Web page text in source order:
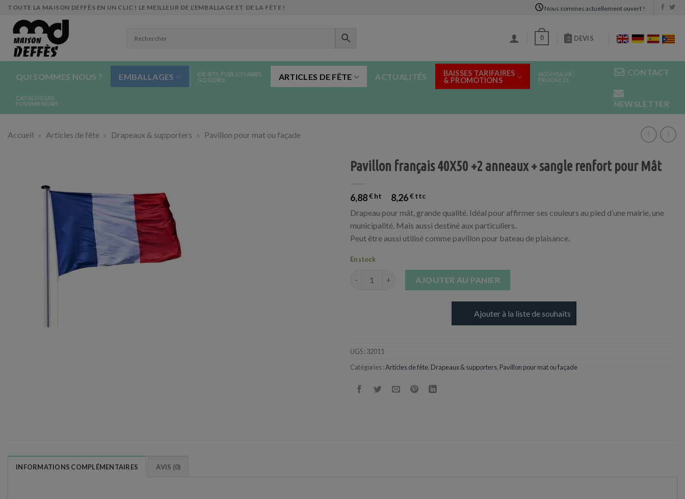
Skip
content
TOUTE LA MAISON DEFFÈS EN UN CLIC ! LE MEILLEUR DE L'EMBALLAGE ET DE LA FÊTE ! Nous sommes actuellement ouvert !
0 DEVIS
QUI SOMMES NOUS ? EMBALLAGES
OBJETS PUBLICITAIRES
GOODIES
ARTICLES DE FÊTE ACTUALITÉS
BAISSES TARIFAIRES
& PROMOTIONS
NOUVEAUX
PRODUITS
CATALOGUES
FOURNISSEURS
CONTACT
NEWSLETTER
Accueil » Articles de fête » Drapeaux & supporters » Pavillon pour mat ou façade
Pavillon français 40X50 +2 anneaux + sangle renfort pour Mât
6,88€ 8,26€
Drapeau pour mât, grande qualité. Idéal pour affirmer ses couleurs au pied d’une mairie, une
municipalité. Mais aussi destiné aux particuliers.
Peut être aussi utilisé comme pavillon pour bateau de plaisance.
En stock
AJOUTER AU PANIER
Ajouter à la liste de souhaits
UGS : 32011
Catégories :Articles de fête, Drapeaux & supporters, Pavillon pour mat ou façade
INFORMATIONS COMPLÉMENTAIRES AVIS (0)